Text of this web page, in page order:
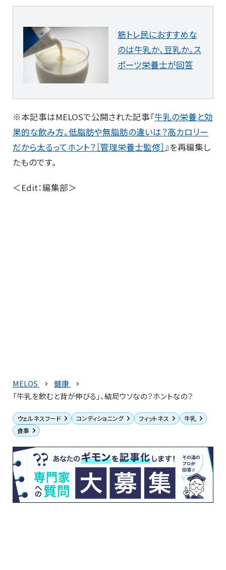
筋トレ民におすすめな
のは牛乳か、豆乳か。ス
ポーツ栄養士が回答
※本記事はMELOSで公開された記事『牛乳の栄養と効
果的な飲み方。低脂肪や無脂肪の違いは？高カロリー
だから太るってホント？［管理栄養士監修］』を再編集し
たものです。
＜Edit：編集部＞
MELOS
健康
「牛乳を飲むと背が伸びる」、結局ウソなの？ホントなの？
ウェルネスフード コンディショニング フィットネス
牛乳
食事